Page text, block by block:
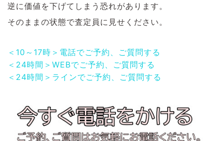
逆に価値を下げてしまう恐れがあります。
そのままの状態で査定員に見せください。
＜10～17時＞電話でご予約、ご質問する
＜24時間＞WEBでご予約、ご質問する
＜24時間＞ラインでご予約、ご質問する